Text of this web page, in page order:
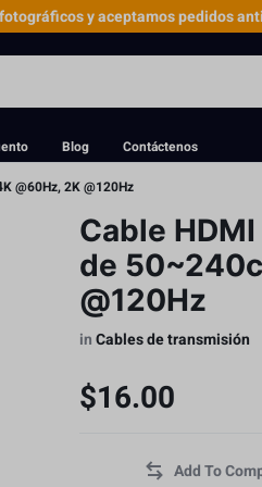
y aceptamos pedidos
Blog Contáctenos
@60Hz, 2K @120Hz
Cable
de
@120Hz
inCables de transmisión
$16.00